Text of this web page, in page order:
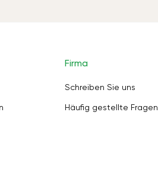
Firma
Schreiben Sie uns
Häufig gestellte Fragen